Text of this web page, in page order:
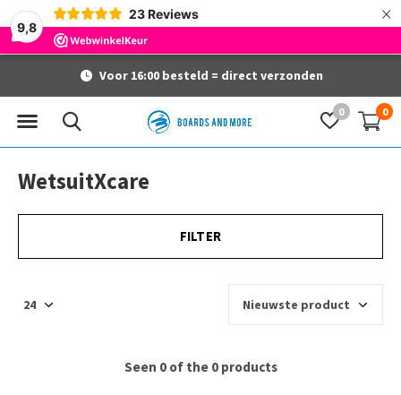
9,8
23 Reviews ×
0 0
Voor 16:00 besteld = direct verzonden
WetsuitXcare
FILTER
Seen 0 of the 0 products